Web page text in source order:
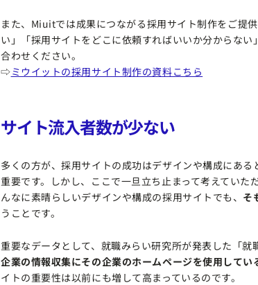
また、Miuitでは成果につながる採用サイト制作をご提
い」「採用サイトをどこに依頼すればいいか分からな
合わせください。
⇨ミウイットの採用サイト制作の資料こちら
サイト流入者数が少ない
多くの方が、採用サイトの成功はデザインや構成にあ
重要です。しかし、ここで一旦立ち止まって考えていた
んなに素晴らしいデザインや構成の採用サイトでも、 そ
うことです。
重要なデータとして、就職みらい研究所が発表した「就
企業の情報収集にその企業のホームページを使用してい
イトの重要性は以前にも増して高まっているのです。